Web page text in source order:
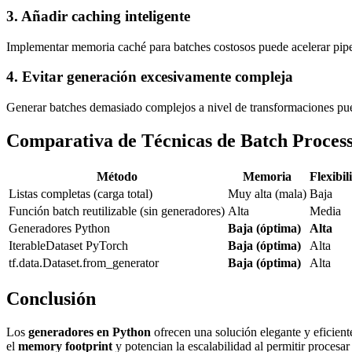
3. Añadir caching inteligente
Implementar memoria caché para batches costosos puede acelerar
4. Evitar generación excesivamente compleja
Generar batches demasiado complejos a nivel de transformaciones
Comparativa de Técnicas de Batch
Método Memoria
Listas completas (carga total)
Muy alta (mala) Baja
Función batch reutilizable (sin generadores) Alta
Media
Generadores Python
Baja (óptima)
Alta
IterableDataset PyTorch
Baja (óptima)
Alta
tf.data.Dataset.from_generator
Baja (óptima) Alta
Conclusión
Los generadores en Python ofrecen una solución elegante y
el memory footprint y potencian la escalabilidad al permitir